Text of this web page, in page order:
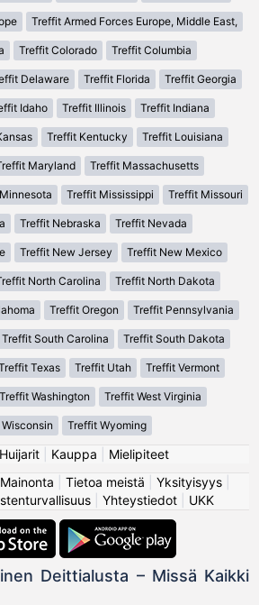
Treffit Armed Forces Europe, Middle East,
Treffit Colorado Treffit Columbia
Delaware Treffit Florida Treffit Georgia
Idaho Treffit Illinois Treffit Indiana
Treffit Kentucky Treffit Louisiana
Maryland Treffit Massachusetts
Treffit Mississippi Treffit Missouri
Treffit Nebraska Treffit Nevada
Treffit New Jersey Treffit New Mexico
North Carolina Treffit North Dakota
Treffit Oregon Treffit Pennsylvania
Treffit South Carolina Treffit South Dakota
Texas Treffit Utah Treffit Vermont
Treffit Washington Treffit West Virginia
Treffit Wyoming
Huijarit Kauppa
Mielipiteet
Mainonta Tietoa meistä Yksityisyys|
Yhteystiedot UKK
Deittialusta – Missä Kaikki